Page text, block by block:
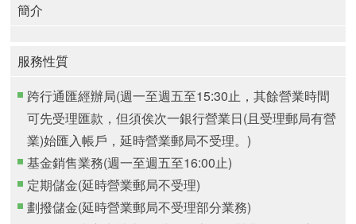
簡介
服務性質
跨行通匯經辦局(週一至週五至15:30止，其餘營業時間
可先受理匯款，但須俟次一銀行營業日(且受理郵局有營
業)始匯入帳戶，延時營業郵局不受理。)
基金銷售業務(週一至週五至16:00止)
定期儲金(延時營業郵局不受理)
劃撥儲金(延時營業郵局不受理部分業務)